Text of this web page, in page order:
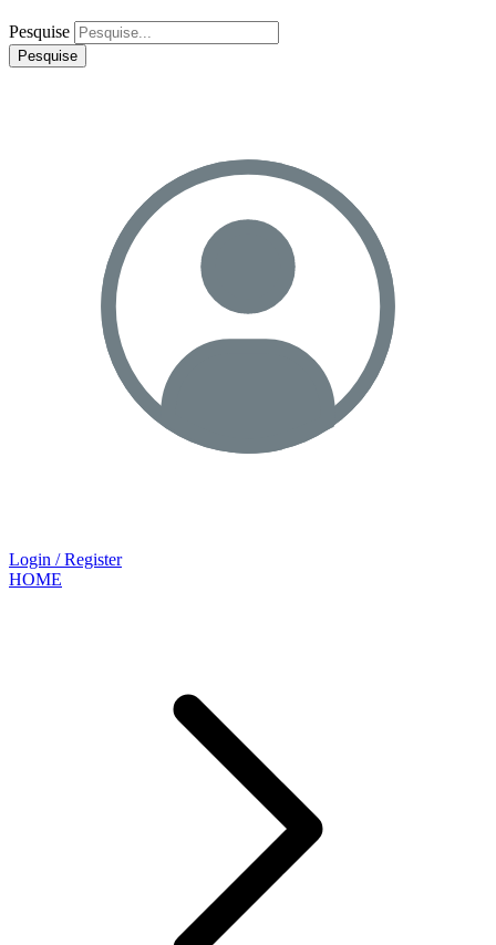
Pesquise
Pesquise
Login / Register
HOME